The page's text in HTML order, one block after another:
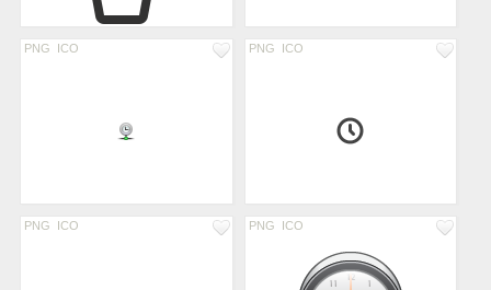
PNG ICO PNG ICO
PNG ICO PNG ICO